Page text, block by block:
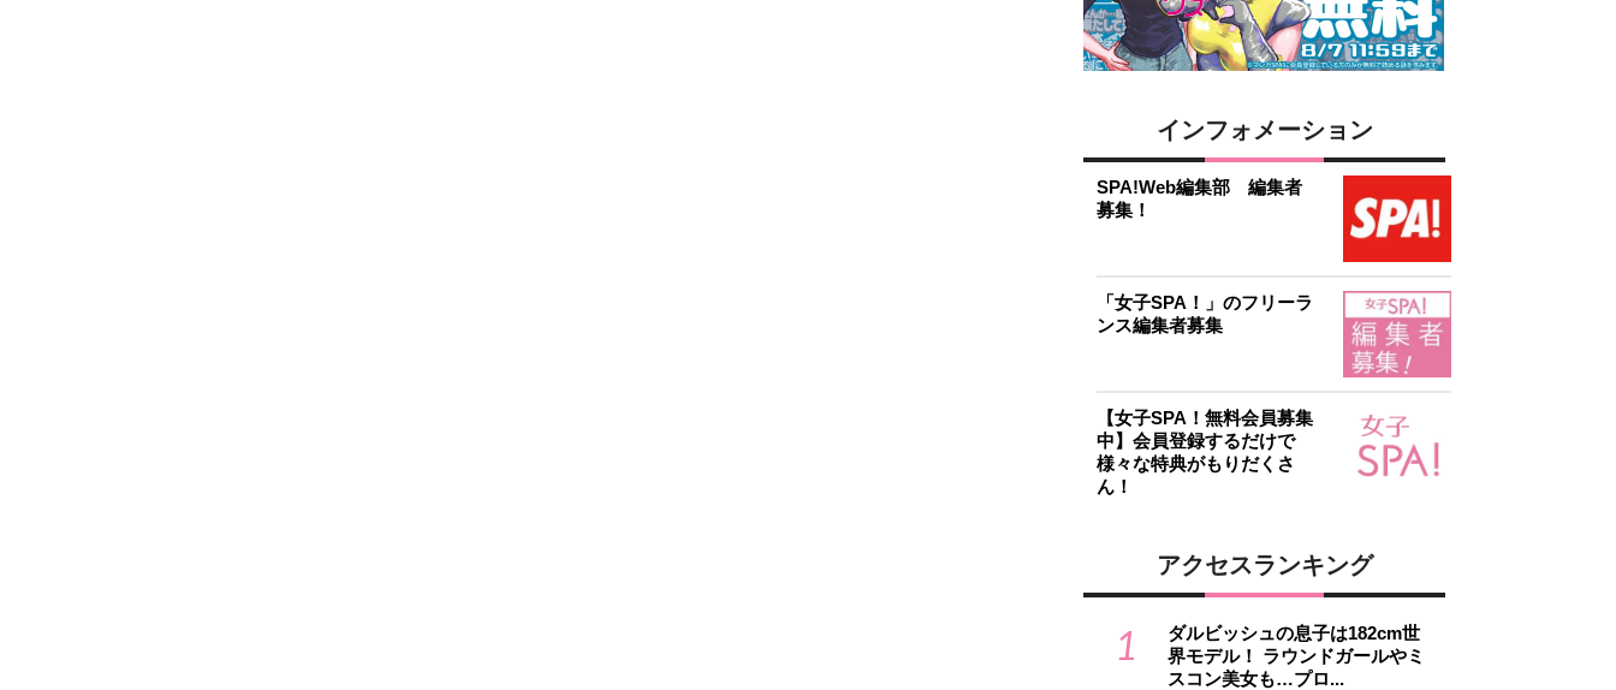
インフォメーション
SPA!Web編集部 編集者
募集！
「女子SPA！」のフリーラ
ンス編集者募集
【女子SPA！無料会員募集
中】会員登録するだけで
様々な特典がもりだくさ
ん！
アクセスランキング
1
ダルビッシュの息子は182cm世
界モデル！ ラウンドガールやミ
スコン美女も…プロ...